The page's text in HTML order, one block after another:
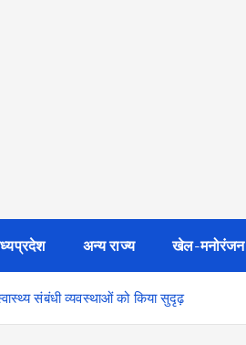
अन्य राज्य खेल-मनोरंजन
संबंधी व्यवस्थाओं को किया सुदृढ़